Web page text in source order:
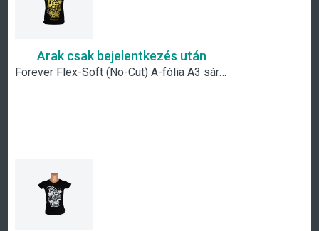
Árak csak bejelentkezés után
Forever Flex-Soft (No-Cut) A-fólia A3 sárga arany metál